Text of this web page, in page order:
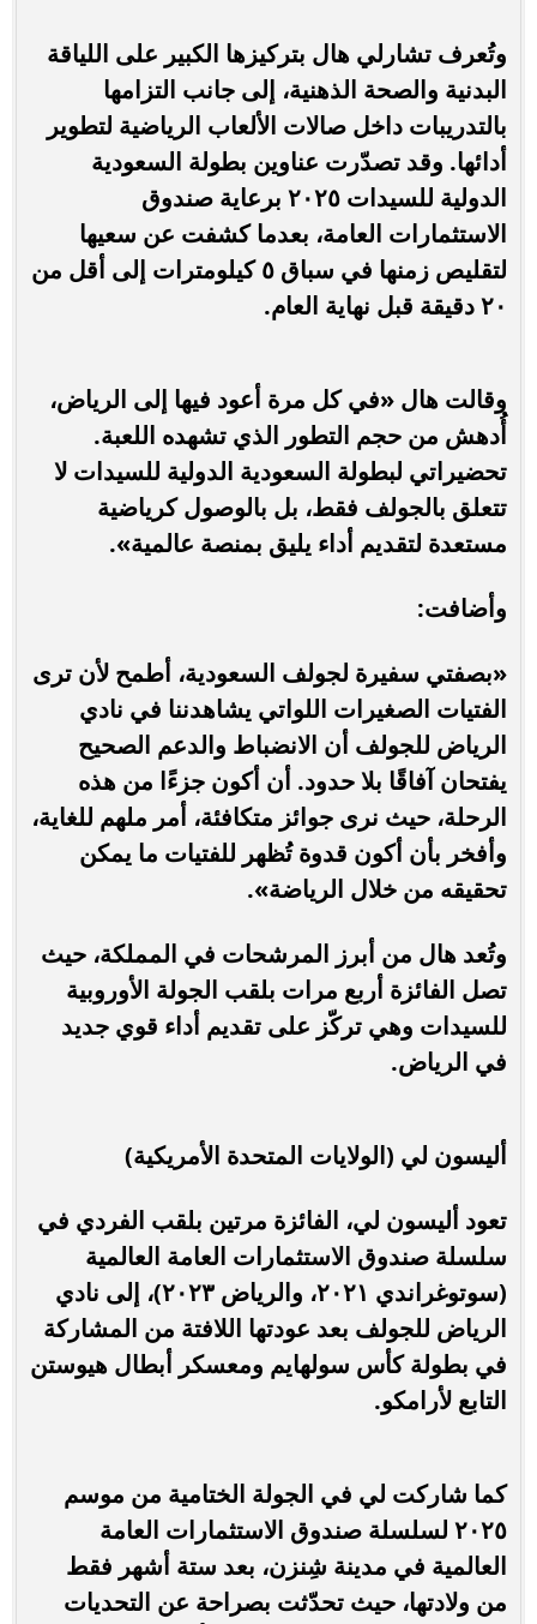
وتُعرف تشارلي هال بتركيزها الكبير على اللياقة
البدنية والصحة الذهنية، إلى جانب التزامها
بالتدريبات داخل صالات الألعاب الرياضية لتطوير
أدائها. وقد تصدّرت عناوين بطولة السعودية
الدولية للسيدات ٢٠٢٥ برعاية صندوق
الاستثمارات العامة، بعدما كشفت عن سعيها
لتقليص زمنها في سباق ٥ كيلومترات إلى أقل من
٢٠ دقيقة قبل نهاية العام.
وقالت هال «في كل مرة أعود فيها إلى الرياض،
أُدهش من حجم التطور الذي تشهده اللعبة.
تحضيراتي لبطولة السعودية الدولية للسيدات لا
تتعلق بالجولف فقط، بل بالوصول كرياضية
مستعدة لتقديم أداء يليق بمنصة عالمية».
وأضافت:
«بصفتي سفيرة لجولف السعودية، أطمح لأن ترى
الفتيات الصغيرات اللواتي يشاهدننا في نادي
الرياض للجولف أن الانضباط والدعم الصحيح
يفتحان آفاقًا بلا حدود. أن أكون جزءًا من هذه
الرحلة، حيث نرى جوائز متكافئة، أمر ملهم للغاية،
وأفخر بأن أكون قدوة تُظهر للفتيات ما يمكن
تحقيقه من خلال الرياضة».
وتُعد هال من أبرز المرشحات في المملكة، حيث
تصل الفائزة أربع مرات بلقب الجولة الأوروبية
للسيدات وهي تركّز على تقديم أداء قوي جديد
في الرياض.
أليسون لي (الولايات المتحدة الأمريكية)
تعود أليسون لي، الفائزة مرتين بلقب الفردي في
سلسلة صندوق الاستثمارات العامة العالمية
(سوتوغراندي ٢٠٢١، والرياض ٢٠٢٣)، إلى نادي
الرياض للجولف بعد عودتها اللافتة من المشاركة
في بطولة كأس سولهايم ومعسكر أبطال هيوستن
التابع لأرامكو.
كما شاركت لي في الجولة الختامية من موسم
٢٠٢٥ لسلسلة صندوق الاستثمارات العامة
العالمية في مدينة شِنزن، بعد ستة أشهر فقط
من ولادتها، حيث تحدّثت بصراحة عن التحديات